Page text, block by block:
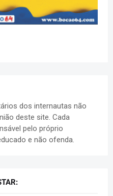
dos internautas não
deste site. Cada
pelo próprio
e não ofenda.